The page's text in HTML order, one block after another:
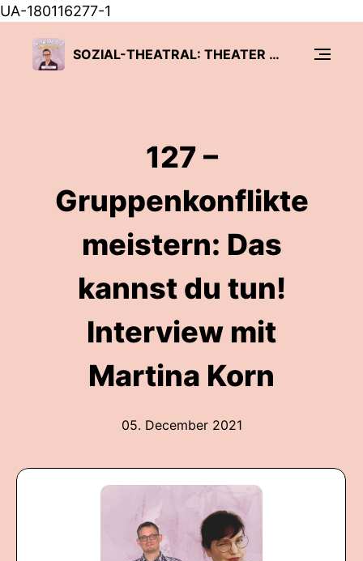
UA-180116277-1
SOZIAL-THEATRAL: THEATER TRIFFT PÄDAGOGIK
127 –
Gruppenkonflikte
meistern: Das
kannst du tun!
Interview mit
Martina Korn
05. December 2021